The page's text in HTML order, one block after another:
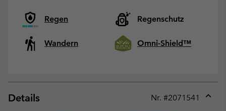
Regen Regenschutz
Wandern Omni-Shield™
Details Nr. #2071541